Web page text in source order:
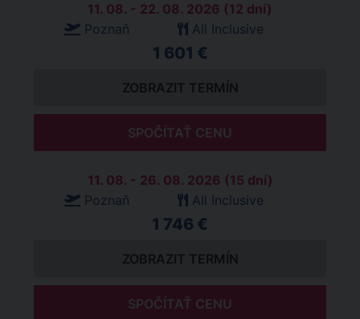
11. 08. - 22. 08. 2026 (12 dní)
Poznaň
All Inclusive
1 601 €
ZOBRAZIT TERMÍN
SPOČÍTAŤ CENU
11. 08. - 26. 08. 2026 (15 dní)
Poznaň
All Inclusive
1 746 €
ZOBRAZIT TERMÍN
SPOČÍTAŤ CENU